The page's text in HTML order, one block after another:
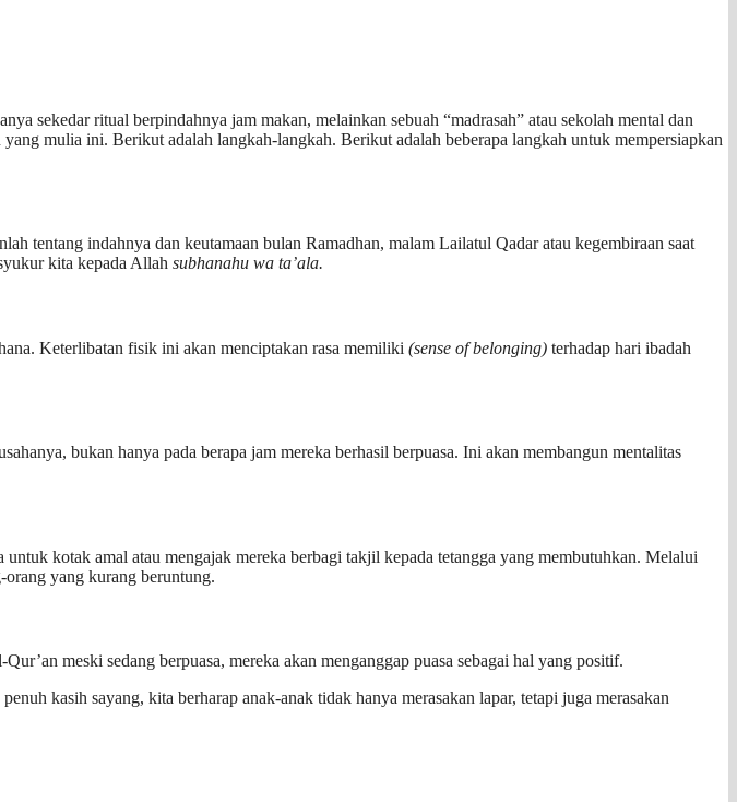
sekedar ritual berpindahnya jam makan, melainkan sebuah “madrasah” atau sekolah mental dan
mulia ini. Berikut adalah langkah-langkah. Berikut adalah beberapa langkah untuk mempersiapkan
tentang indahnya dan keutamaan bulan Ramadhan, malam Lailatul Qadar atau kegembiraan saat
kita kepada Allah subhanahu wa ta’ala.
Keterlibatan fisik ini akan menciptakan rasa memiliki (sense of belonging) terhadap hari ibadah
bukan hanya pada berapa jam mereka berhasil berpuasa. Ini akan membangun mentalitas
kotak amal atau mengajak mereka berbagi takjil kepada tetangga yang membutuhkan. Melalui
orang yang kurang beruntung.
meski sedang berpuasa, mereka akan menganggap puasa sebagai hal yang positif.
kasih sayang, kita berharap anak-anak tidak hanya merasakan lapar, tetapi juga merasakan